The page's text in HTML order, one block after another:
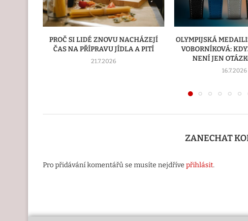
OLYMPIJSKÁ MEDAILISTKA TEREZA
VOBORNÍKOVÁ: KDYŽ PŘESNOST
NENÍ JEN OTÁZKOU ČASU
PALETIZAČNÍ
NAKLADAČ JSOU
ZPŮSOBEM, JAK
PRÁCE
ZANECHAT
Pro přidávání komentářů se musíte nejdříve přihlásit.